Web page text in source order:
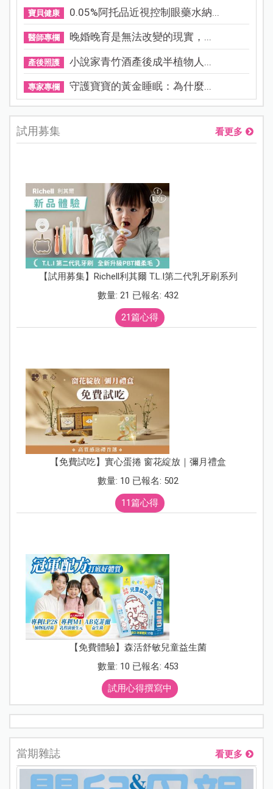
寶貝健康 0.05%阿托品近視控制眼藥水納...
醫師專欄 晚婚晚育是無法改變的現實，...
產後照護 小說家青竹酒產後成半植物人...
專家專欄 守護寶寶的黃金睡眠：為什麼...
試用募集 看更多
【試用募集】Richell利其爾 T.L.I第二代乳牙刷系列
數量: 21 已報名: 432
21篇心得
【免費試吃】實心蛋捲 窗花綻放｜彌月禮盒
數量: 10 已報名: 502
11篇心得
【免費體驗】森活舒敏兒童益生菌
數量: 10 已報名: 453
試用心得撰寫中
當期雜誌 看更多